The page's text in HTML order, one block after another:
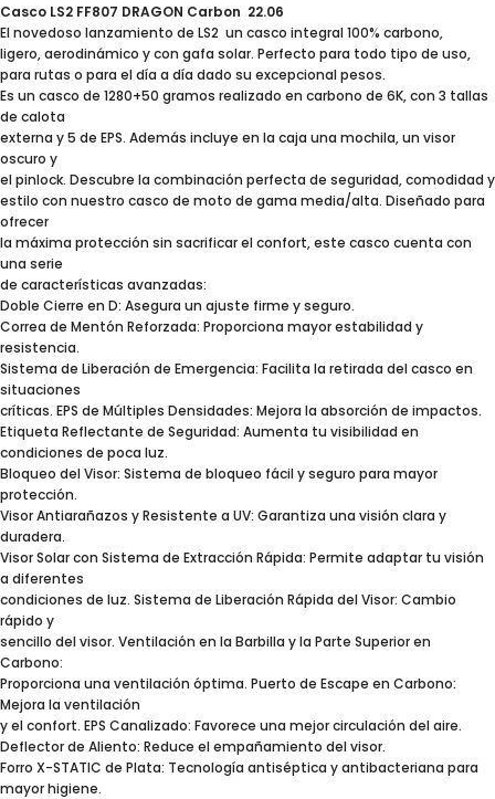
Casco LS2 FF807 DRAGON Carbon 22.06
El novedoso lanzamiento de LS2 un casco integral 100% carbono,
ligero, aerodinámico y con gafa solar. Perfecto para todo tipo de uso,
para rutas o para el día a día dado su excepcional pesos.
Es un casco de 1280+50 gramos realizado en carbono de 6K, con 3 tallas
de calota
externa y 5 de EPS. Además incluye en la caja una mochila, un visor
oscuro y
el pinlock. Descubre la combinación perfecta de seguridad, comodidad y
estilo con nuestro casco de moto de gama media/alta. Diseñado para
ofrecer
la máxima protección sin sacrificar el confort, este casco cuenta con
una serie
de características avanzadas:
Doble Cierre en D: Asegura un ajuste firme y seguro.
Correa de Mentón Reforzada: Proporciona mayor estabilidad y
resistencia.
Sistema de Liberación de Emergencia: Facilita la retirada del casco en
situaciones
críticas. EPS de Múltiples Densidades: Mejora la absorción de impactos.
Etiqueta Reflectante de Seguridad: Aumenta tu visibilidad en
condiciones de poca luz.
Bloqueo del Visor: Sistema de bloqueo fácil y seguro para mayor
protección.
Visor Antiarañazos y Resistente a UV: Garantiza una visión clara y
duradera.
Visor Solar con Sistema de Extracción Rápida: Permite adaptar tu visión
a diferentes
condiciones de luz. Sistema de Liberación Rápida del Visor: Cambio
rápido y
sencillo del visor. Ventilación en la Barbilla y la Parte Superior en
Carbono:
Proporciona una ventilación óptima. Puerto de Escape en Carbono:
Mejora la ventilación
y el confort. EPS Canalizado: Favorece una mejor circulación del aire.
Deflector de Aliento: Reduce el empañamiento del visor.
Forro X-STATIC de Plata: Tecnología antiséptica y antibacteriana para
mayor higiene.